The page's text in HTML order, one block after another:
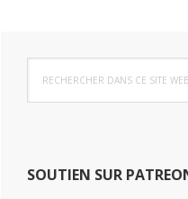
Barre
latérale
dans
ce
SOUTIEN SUR